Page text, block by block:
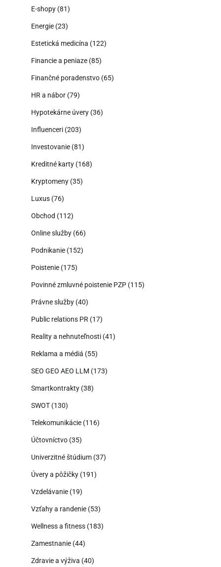
E-shopy (81)
Energie (23)
Estetická medicína (122)
Financie a peniaze (85)
Finančné poradenstvo (65)
HR a nábor (79)
Hypotekárne úvery (36)
Influenceri (203)
Investovanie (81)
Kreditné karty (168)
Kryptomeny (35)
Luxus (76)
Obchod (112)
Online služby (66)
Podnikanie (152)
Poistenie (175)
Povinné zmluvné poistenie PZP (115)
Právne služby (40)
Public relations PR (17)
Reality a nehnuteľnosti (41)
Reklama a médiá (55)
SEO GEO AEO LLM (173)
Smartkontrakty (38)
SWOT (130)
Telekomunikácie (116)
Účtovníctvo (35)
Univerzitné štúdium (37)
Úvery a pôžičky (191)
Vzdelávanie (19)
Vzťahy a randenie (53)
Wellness a fitness (183)
Zamestnanie (44)
Zdravie a výživa (40)